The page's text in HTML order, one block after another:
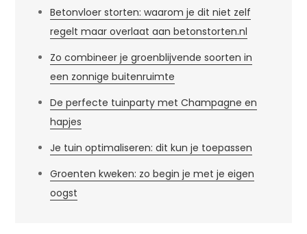
Betonvloer storten: waarom je dit niet zelf
regelt maar overlaat aan betonstorten.nl
Zo combineer je groenblijvende soorten in
een zonnige buitenruimte
De perfecte tuinparty met Champagne en
hapjes
Je tuin optimaliseren: dit kun je toepassen
Groenten kweken: zo begin je met je eigen
oogst